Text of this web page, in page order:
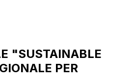
"SUSTAINABLE
PER